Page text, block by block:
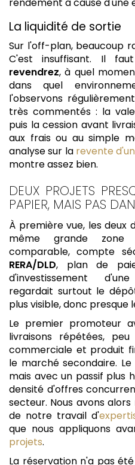
La liquidité de sortie
Sur l'off-plan, beaucoup
C'est insuffisant. Il
revendrez, à quel
dans quel
l'observons
très commentés : la
puis la cession avant
aux frais ou au simple
analyse sur la revente
montre assez bien.
DEUX PROJETS
PAPIER, MAIS PAS
À première vue, les deux
même grande zone
comparable, compte
RERA/DLD, plan de
d'investissement
regardait surtout le
plus visible, donc presque
Le premier promoteur
livraisons répétées,
commerciale et produit
le marché secondaire.
mais avec un passif plus
densité d'offres
secteur. Nous avons
de notre travail d'
que nous appliquons
projets.
La réservation n'a pas